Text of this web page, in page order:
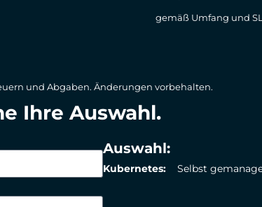
gemäß Umfang und
und Abgaben. Änderungen vorbehalten.
Ihre Auswahl.
Auswahl:
Kubernetes: Selbst